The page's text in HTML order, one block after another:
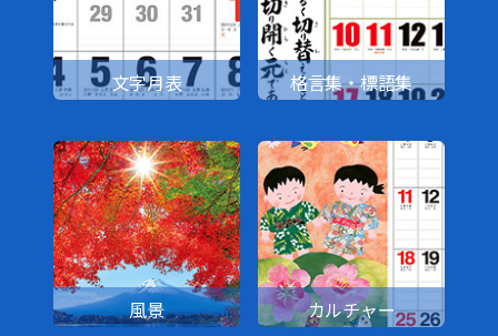
文字月表 格言集・標語集
風景 カルチャー